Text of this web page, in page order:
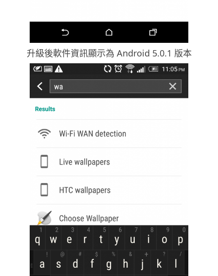
升級後軟件資訊顯示為 Android 5.0.1 版本